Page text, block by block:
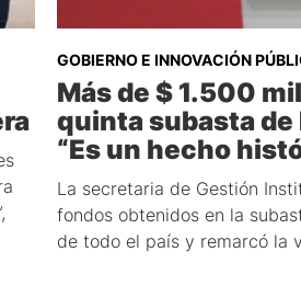
GOBIERNO E INNOVACIÓN
Más de $ 1.500
quinta subasta
“Es un hecho
La secretaria de Gestión
fondos obtenidos en la
de todo el país y remarcó la